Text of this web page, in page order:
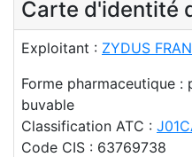
Carte d'identité
Exploitant : ZYDUS
Forme pharmaceutique :
buvable
Classification ATC :
Code CIS : 63769738